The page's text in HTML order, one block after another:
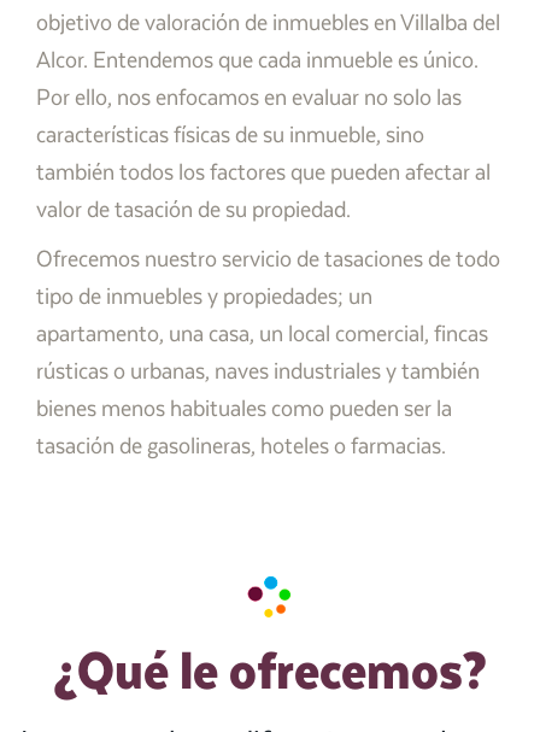
objetivo de valoración de inmuebles en Villalba del
Alcor. Entendemos que cada inmueble es único.
Por ello, nos enfocamos en evaluar no solo las
características físicas de su inmueble, sino
también todos los factores que pueden afectar al
valor de tasación de su propiedad.
Ofrecemos nuestro servicio de tasaciones de todo
tipo de inmuebles y propiedades; un
apartamento, una casa, un local comercial, fincas
rústicas o urbanas, naves industriales y también
bienes menos habituales como pueden ser la
tasación de gasolineras, hoteles o farmacias.
¿Qué le ofrecemos?